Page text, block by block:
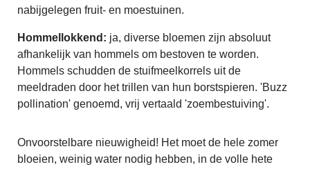
nabijgelegen fruit- en moestuinen.
Hommellokkend: ja, diverse bloemen zijn absoluut
afhankelijk van hommels om bestoven te worden.
Hommels schudden de stuifmeelkorrels uit de
meeldraden door het trillen van hun borstspieren. 'Buzz
pollination' genoemd, vrij vertaald 'zoembestuiving'.
Onvoorstelbare nieuwigheid! Het moet de hele zomer
bloeien, weinig water nodig hebben, in de volle hete